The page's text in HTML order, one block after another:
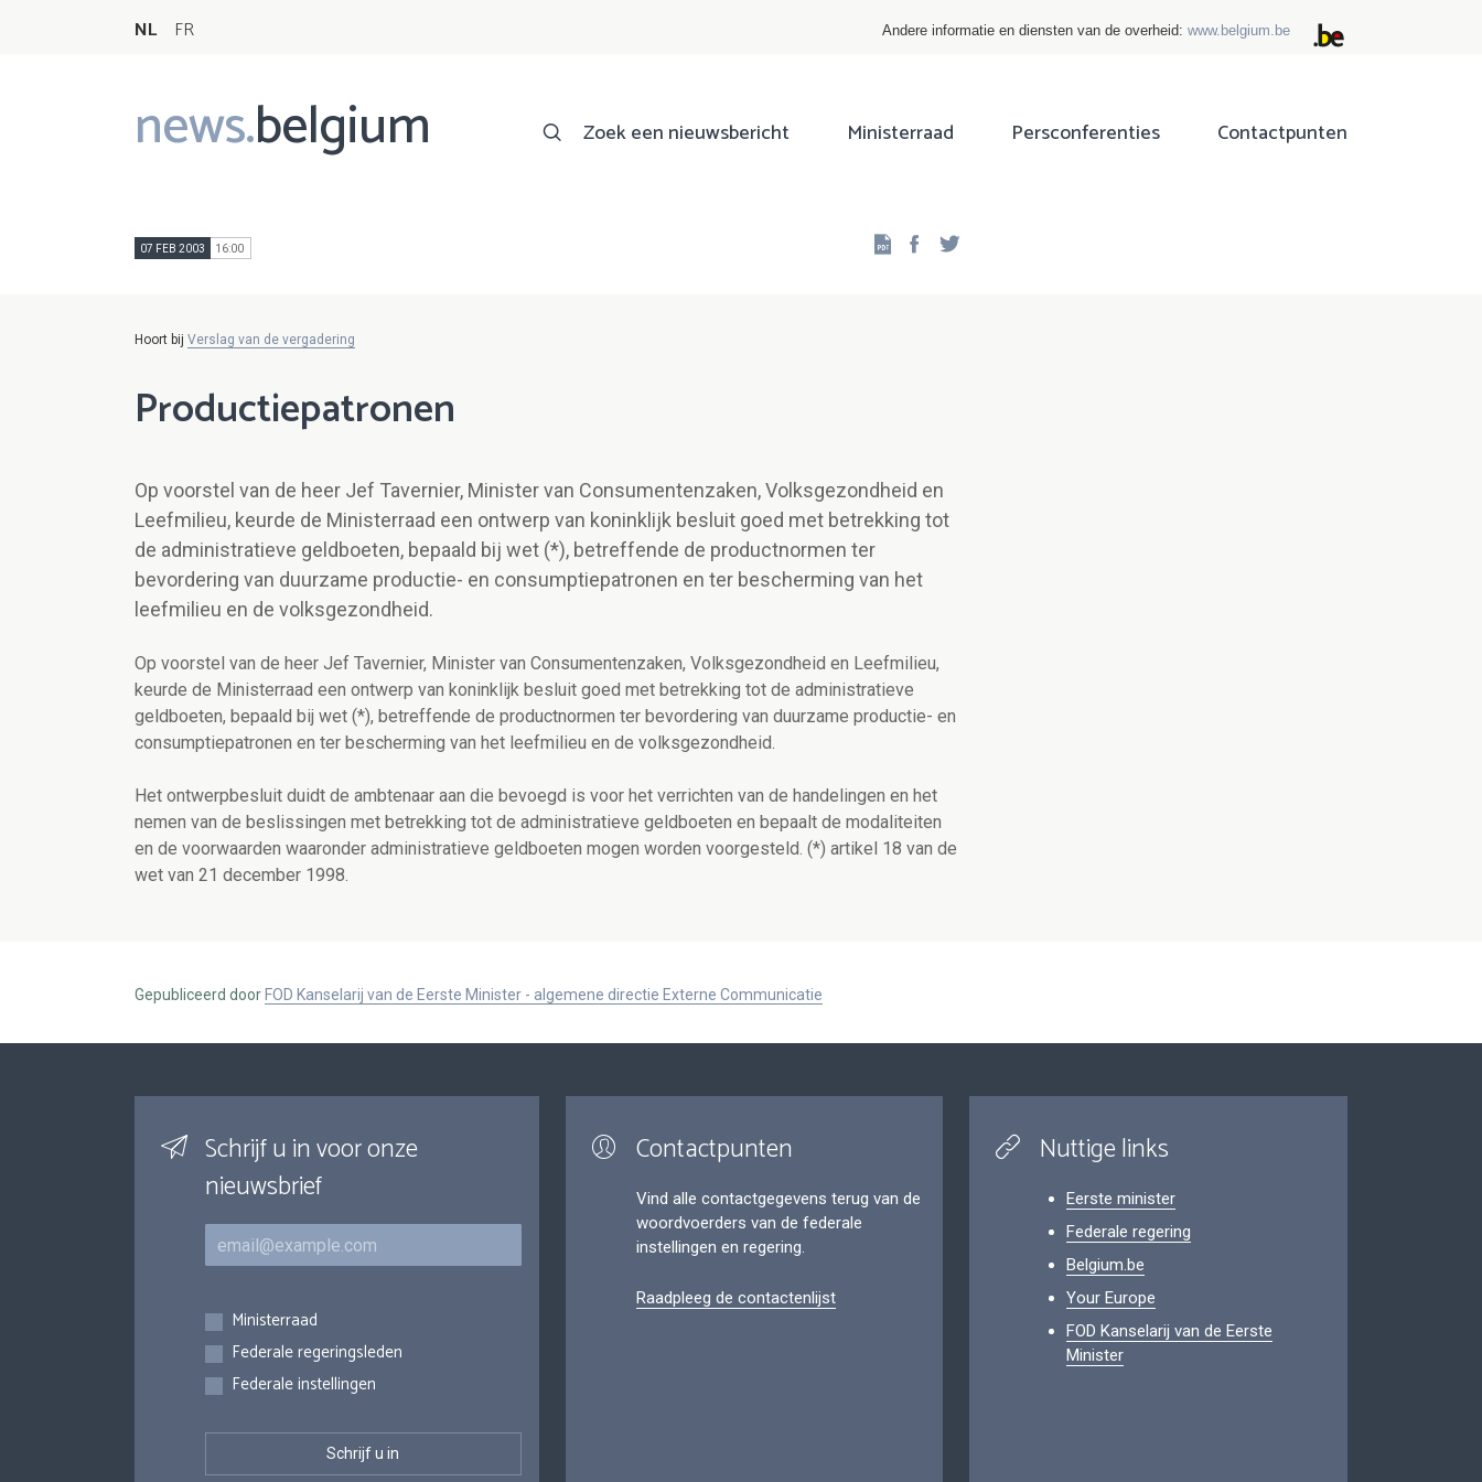
NL FR Andere informatie en diensten van de overheid: www.belgium.be
news.belgium
Main
navigation
Zoek een nieuwsbericht Ministerraad Persconferenties Contactpunten
07 FEB 2003 16:00 Facebook
Hoort bij Verslag van de vergadering
Productiepatronen
Op voorstel van de heer Jef Tavernier, Minister van Consumentenzaken, Volksgezondheid en
Leefmilieu, keurde de Ministerraad een ontwerp van koninklijk besluit goed met betrekking tot
de administratieve geldboeten, bepaald bij wet (*), betreffende de productnormen ter
bevordering van duurzame productie- en consumptiepatronen en ter bescherming van het
leefmilieu en de volksgezondheid.
Op voorstel van de heer Jef Tavernier, Minister van Consumentenzaken, Volksgezondheid en Leefmilieu,
keurde de Ministerraad een ontwerp van koninklijk besluit goed met betrekking tot de administratieve
geldboeten, bepaald bij wet (*), betreffende de productnormen ter bevordering van duurzame productie- en
consumptiepatronen en ter bescherming van het leefmilieu en de volksgezondheid.
Het ontwerpbesluit duidt de ambtenaar aan die bevoegd is voor het verrichten van de handelingen en het
nemen van de beslissingen met betrekking tot de administratieve geldboeten en bepaalt de modaliteiten
en de voorwaarden waaronder administratieve geldboeten mogen worden voorgesteld. (*) artikel 18 van de
wet van 21 december 1998.
Gepubliceerd door FOD Kanselarij van de Eerste Minister - algemene directie Externe Communicatie
Schrijf u in voor onze
nieuwsbrief
E-mail
Inschrijvingen
Ministerraad
Federale regeringsleden
Federale instellingen
Contactpunten
Vind alle contactgegevens terug van de
woordvoerders van de federale
instellingen en regering.
Raadpleeg de contactenlijst
Nuttige links
Eerste minister
Federale regering
Belgium.be
Your Europe
FOD Kanselarij van de Eerste
Minister